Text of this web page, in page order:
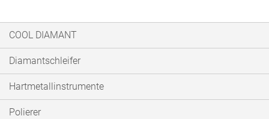
COOL DIAMANT
Diamantschleifer
Hartmetallinstrumente
Polierer